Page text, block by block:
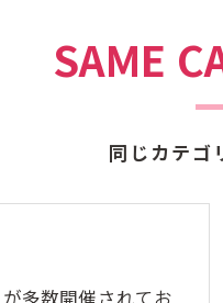
同じカテゴ
SAME
多数開催されてお